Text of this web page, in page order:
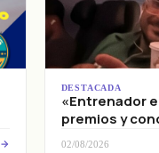
DESTACADA
«Entrenador
premios y
02/08/2026